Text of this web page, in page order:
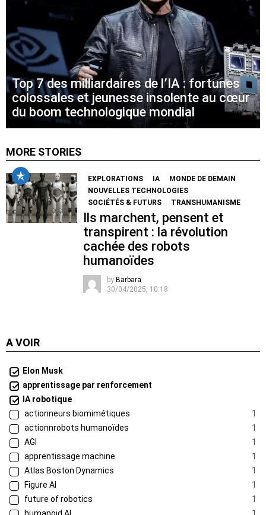
Top 7 des milliardaires de l’IA : fortunes
colossales et jeunesse insolente au cœur
du boom technologique mondial
MORE STORIES
EXPLORATIONS IA
MONDE DE DEMAIN
NOUVELLES TECHNOLOGIES
SOCIÉTÉS & FUTURS
TRANSHUMANISME
Ils marchent, pensent et
transpirent : la révolution
cachée des robots
humanoïdes
by Barbara
30/04/2025, 10:18
A VOIR
Elon Musk
apprentissage par renforcement
IA robotique
actionneurs biomimétiques
1
actionnrobots humanoïdes
1
AGI
1
apprentissage machine
1
Atlas Boston Dynamics
1
Figure AI
1
future of robotics
1